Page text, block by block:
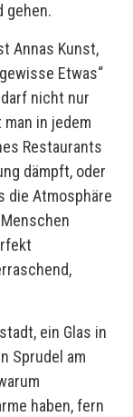
gehen.
Annas Kunst,
Etwas“
darf nicht nur
in jedem
Restaurants
dämpft, oder
die Atmosphäre
ein Glas in
Sprudel am
haben, fern